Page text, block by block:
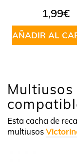
1,99€
AÑADIR AL
Esta cacha de
multiusos